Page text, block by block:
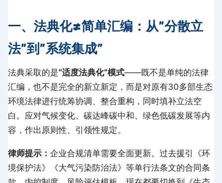
一、法典化≠简单汇编：从”分散立
法”到”系统集成”
法典采取的是“适度法典化”模式——既不是单纯的法律
汇编，也不是完全的新立新定，而是对原有30多部生态
环境法律进行统筹协调、整合重构，同时填补立法空
白。应对气候变化、碳达峰碳中和、绿色低碳发展等内
容，作出原则性、引领性规定。
律师提示： 企业合规清单需要全面更新。过去援引《环
境保护法》《大气污染防治法》等单行法条文的合同条